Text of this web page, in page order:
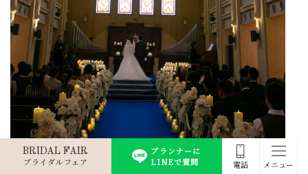
BRIDAL FAIR
ブライダルフェア
プランナーに
LINEで質問
電話 メニュー